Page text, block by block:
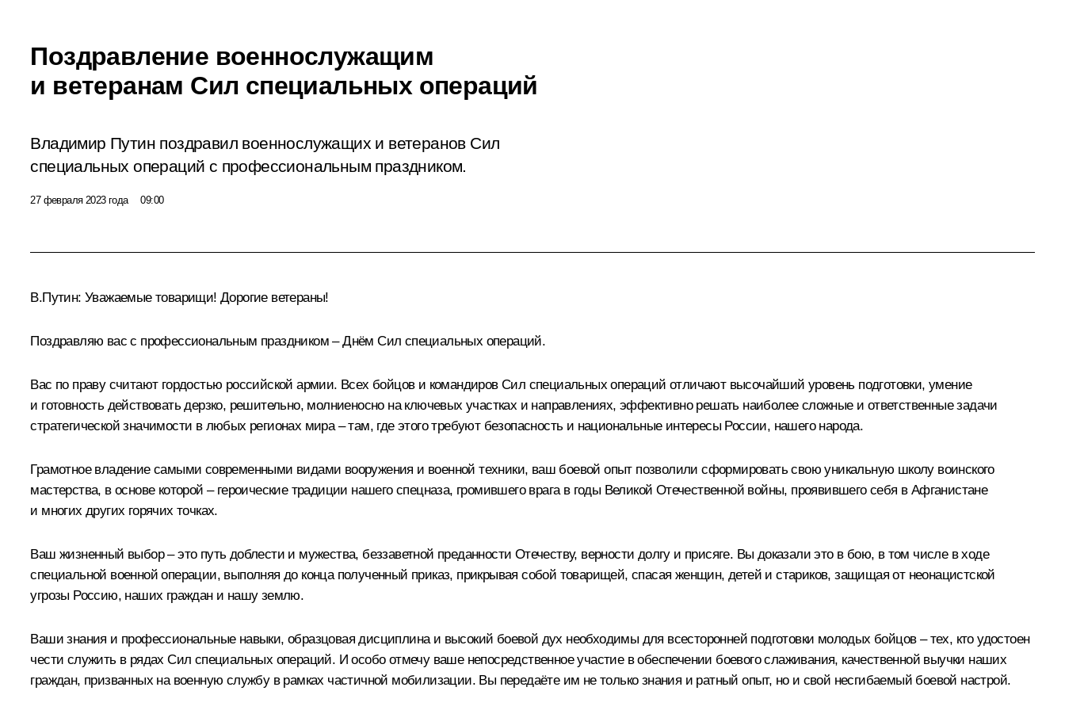
Поздравление военнослужащим
и ветеранам Сил специальных операций
Владимир Путин поздравил военнослужащих и ветеранов Сил
специальных операций с профессиональным праздником.
27 февраля 2023 года 09:00
В.Путин: Уважаемые товарищи! Дорогие ветераны!
Поздравляю вас с профессиональным праздником – Днём Сил специальных операций.
Вас по праву считают гордостью российской армии. Всех бойцов и командиров Сил специальных операций отличают высочайший уровень подготовки, умение
и готовность действовать дерзко, решительно, молниеносно на ключевых участках и направлениях, эффективно решать наиболее сложные и ответственные задачи
стратегической значимости в любых регионах мира – там, где этого требуют безопасность и национальные интересы России, нашего народа.
Грамотное владение самыми современными видами вооружения и военной техники, ваш боевой опыт позволили сформировать свою уникальную школу воинского
мастерства, в основе которой – героические традиции нашего спецназа, громившего врага в годы Великой Отечественной войны, проявившего себя в Афганистане
и многих других горячих точках.
Ваш жизненный выбор – это путь доблести и мужества, беззаветной преданности Отечеству, верности долгу и присяге. Вы доказали это в бою, в том числе в ходе
специальной военной операции, выполняя до конца полученный приказ, прикрывая собой товарищей, спасая женщин, детей и стариков, защищая от неонацистской
угрозы Россию, наших граждан и нашу землю.
Ваши знания и профессиональные навыки, образцовая дисциплина и высокий боевой дух необходимы для всесторонней подготовки молодых бойцов – тех, кто удостоен
чести служить в рядах Сил специальных операций. И особо отмечу ваше непосредственное участие в обеспечении боевого слаживания, качественной выучки наших
граждан, призванных на военную службу в рамках частичной мобилизации. Вы передаёте им не только знания и ратный опыт, но и свой несгибаемый боевой настрой.